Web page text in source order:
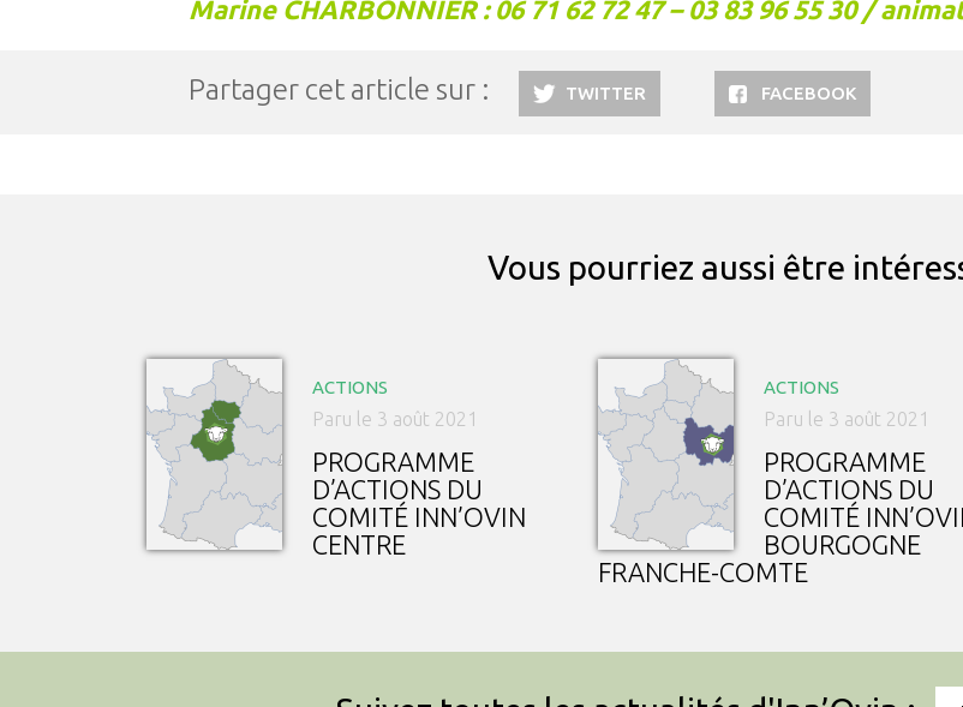
Marine CHARBONNIER : 06 71 62 72 47 – 03 83 96 55 30 /
Partager cet article sur : TWITTER FACEBOOK
Vous pourriez aussi être
ACTIONS
Paru le 3 août 2021
PROGRAMME
D’ACTIONS DU
COMITÉ INN’OVIN
CENTRE
ACTIONS
Paru le 3 août 2021
PROGRAMME
D’ACTIONS DU
COMITÉ
BOURGOGNE
FRANCHE-COMTE